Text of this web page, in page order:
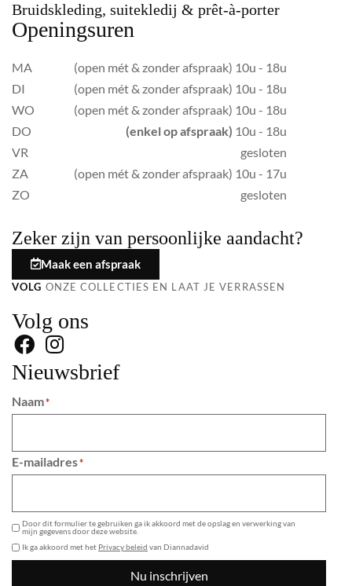
Bruidskleding, suitekledij & prêt-à-porter
Openingsuren
MA
(open mét & zonder afspraak) 10u - 18u
DI
(open mét & zonder afspraak) 10u - 18u
WO
(open mét & zonder afspraak) 10u - 18u
DO
(enkel op afspraak) 10u - 18u
VR
gesloten
ZA
(open mét & zonder afspraak) 10u - 17u
ZO
gesloten
Zeker zijn van persoonlijke aandacht?
Maak een afspraak
VOLG ONZE COLLECTIES EN LAAT JE VERRASSEN
Volg ons
Nieuwsbrief
Naam*
E-mailadres*
Door dit formulier te gebruiken ga ik akkoord met de opslag en verwerking van
mijn gegevens door deze website.
Ik ga akkoord met het Privacy beleid van Diannadavid
Nu inschrijven